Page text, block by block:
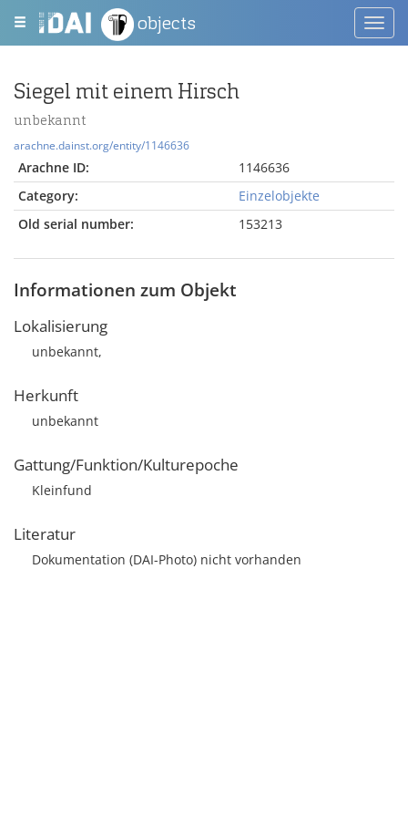
objects
Siegel mit einem Hirsch
unbekannt
arachne.dainst.org/entity/1146636
Arachne ID:
1146636
Category:
Einzelobjekte
Old serial number:
153213
Informationen zum Objekt
Lokalisierung
unbekannt,
Herkunft
unbekannt
Gattung/Funktion/Kulturepoche
Kleinfund
Literatur
Dokumentation (DAI-Photo) nicht vorhanden